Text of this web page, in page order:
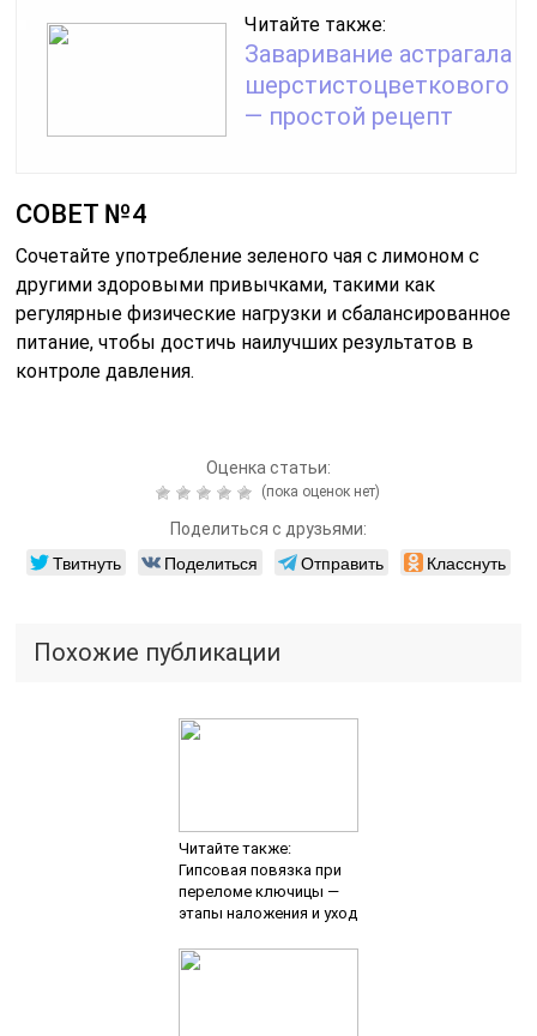
Читайте также:
Заваривание астрагала
шерстистоцветкового
— простой рецепт
СОВЕТ №4
Сочетайте употребление зеленого чая с лимоном с
другими здоровыми привычками, такими как
регулярные физические нагрузки и сбалансированное
питание, чтобы достичь наилучших результатов в
контроле давления.
Оценка статьи:
(пока оценок нет)
Поделиться с друзьями:
Твитнуть Поделиться Отправить Класснуть
Похожие публикации
Читайте также:
Гипсовая повязка при
переломе ключицы —
этапы наложения и уход